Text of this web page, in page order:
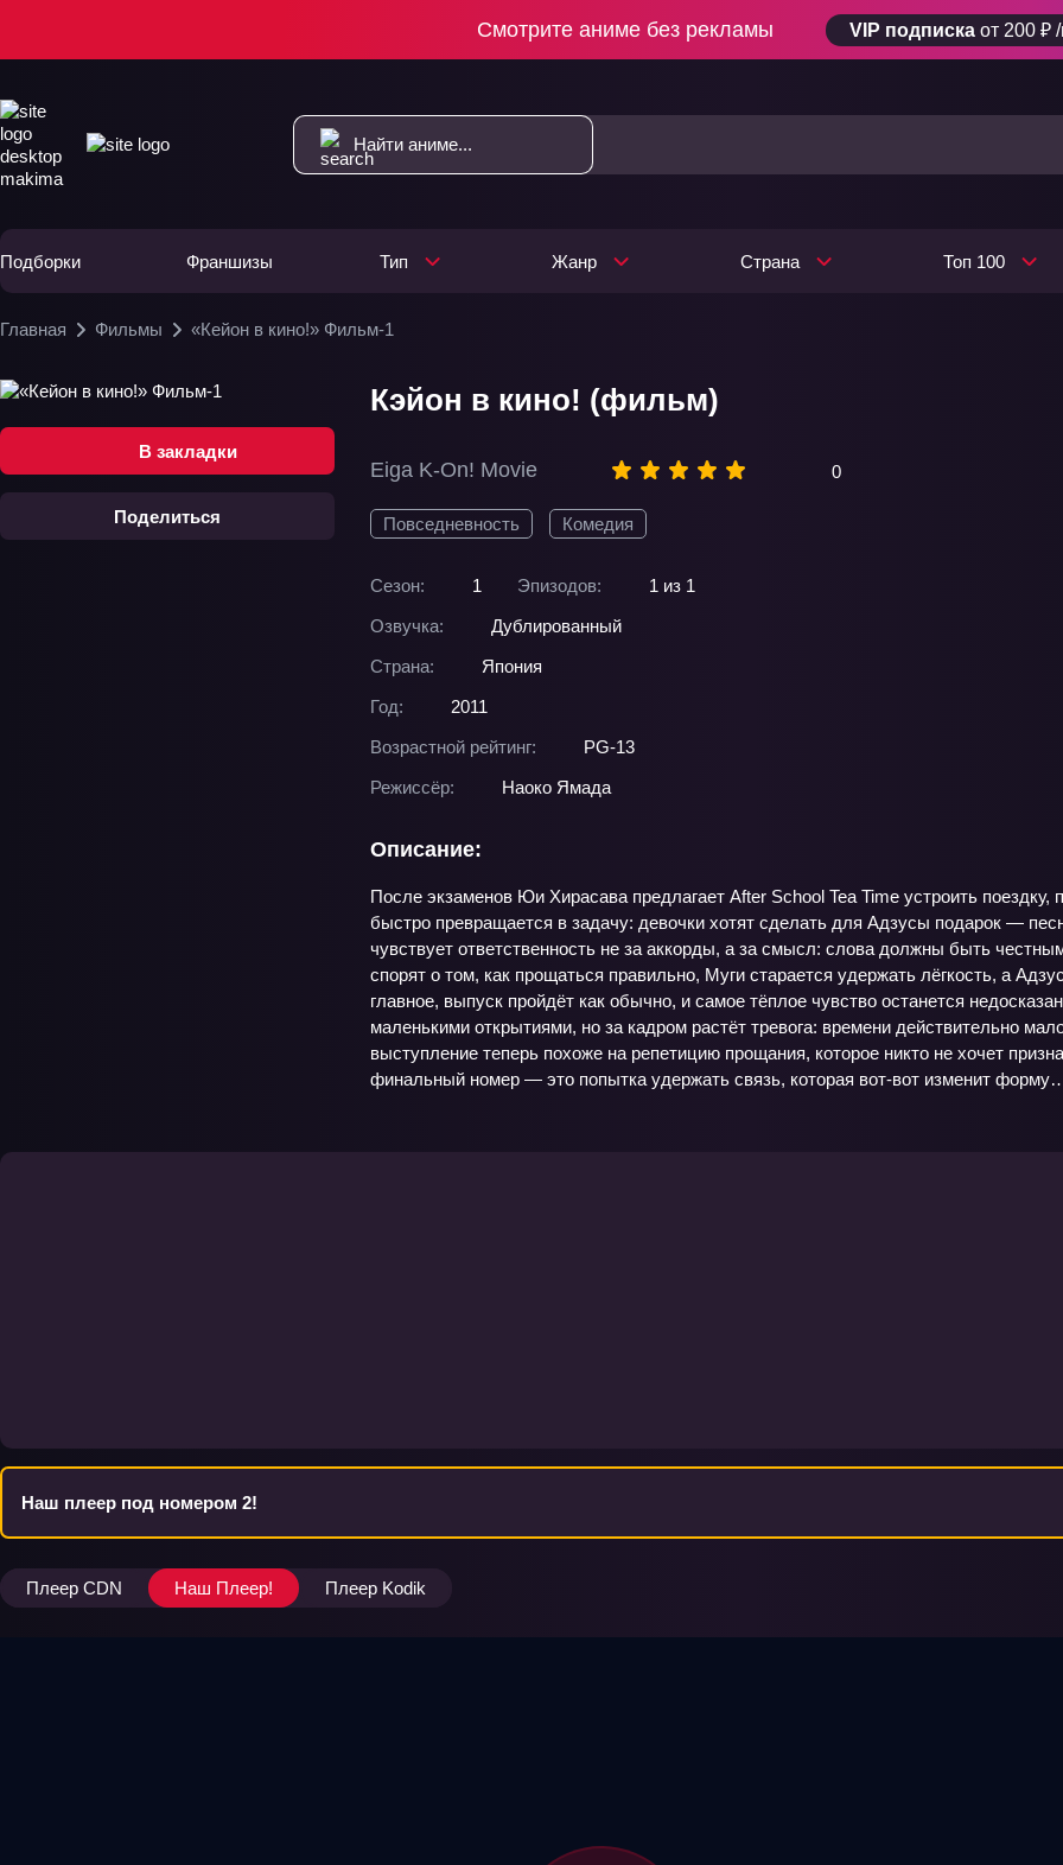
Смотрите аниме без рекламы VIP подписка от 200 ₽
Подборки Франшизы Тип Жанр Страна Топ 100
Главная Фильмы «Кейон в кино!» Фильм-1
В закладки
Поделиться
Кэйон в кино! (фильм)
Eiga K-On! Movie 0
Повседневность Комедия
Сезон: 1 Эпизодов:
1 из 1
Озвучка:
Дублированный
Страна:
Япония
Год:
2011
Возрастной рейтинг:
PG-13
Режиссёр:
Наоко Ямада
Описание:
После экзаменов Юи Хирасава предлагает After School Tea Time устроить
быстро превращается в задачу: девочки хотят сделать для Адзусы подарок —
чувствует ответственность не за аккорды, а за смысл: слова должны быть
спорят о том, как прощаться правильно, Муги старается удержать лёгкость, а
главное, выпуск пройдёт как обычно, и самое тёплое чувство останется
маленькими открытиями, но за кадром растёт тревога: времени действительно
выступление теперь похоже на репетицию прощания, которое никто не хочет
финальный номер — это попытка удержать связь, которая вот‑вот изменит
Наш плеер под номером 2!
Плеер CDN Наш Плеер! Плеер Kodik